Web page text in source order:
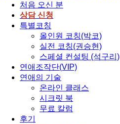
처음 오신 분
상담 신청
특별코칭
올인원 코칭(박코)
실전 코칭(권승현)
스페셜 컨설팅 (석구리)
연애조작단(VIP)
연애의 기술
온라인 클래스
시크릿 북
무료 칼럼
후기